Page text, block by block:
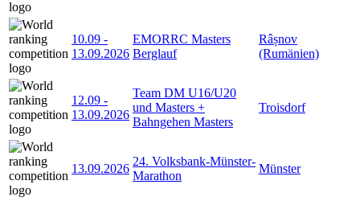
10.09 -
13.09.2026
EMORRC Masters
Berglauf
Râșnov
(Rumänien)
12.09 -
13.09.2026
Team DM U16/U20
und Masters +
Bahngehen Masters
Troisdorf
13.09.2026
24. Volksbank-Münster-
Marathon
Münster